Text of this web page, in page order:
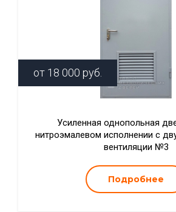
от 18 000 руб.
Усиленная однопольная
нитроэмалевом исполнении с
вентиляции №3
Подробнее